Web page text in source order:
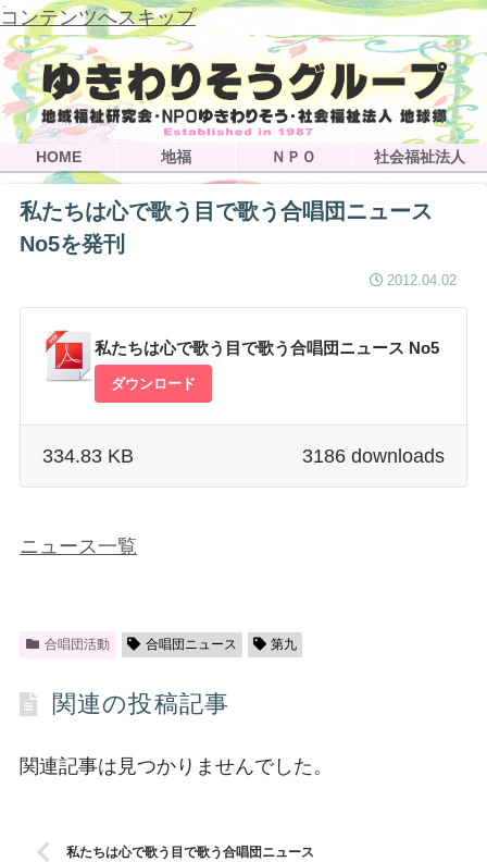
コンテンツへスキップ
HOME 地福 ＮＰＯ 社会福祉法人
私たちは心で歌う目で歌う合唱団ニュース
No5を発刊
2012.04.02
私たちは心で歌う目で歌う合唱団ニュース No5
ダウンロード
3186 downloads
334.83 KB
ニュース一覧
合唱団活動 合唱団ニュース 第九
関連の投稿記事
関連記事は見つかりませんでした。
私たちは心で歌う目で歌う合唱団ニュース